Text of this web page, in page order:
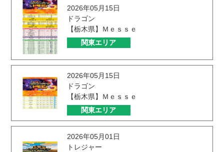
2026年05月15日
ドラゴン
【栃木県】Ｍｅｓｓｅ
関東エリア
2026年05月15日
ドラゴン
【栃木県】Ｍｅｓｓｅ
関東エリア
2026年05月01日
トレジャー